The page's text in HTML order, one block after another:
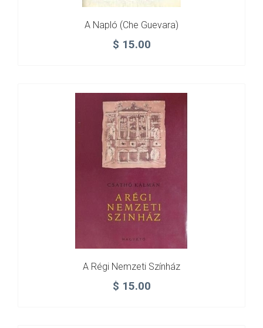
A Napló (Che Guevara)
$ 15.00
A Régi Nemzeti Színház
$ 15.00